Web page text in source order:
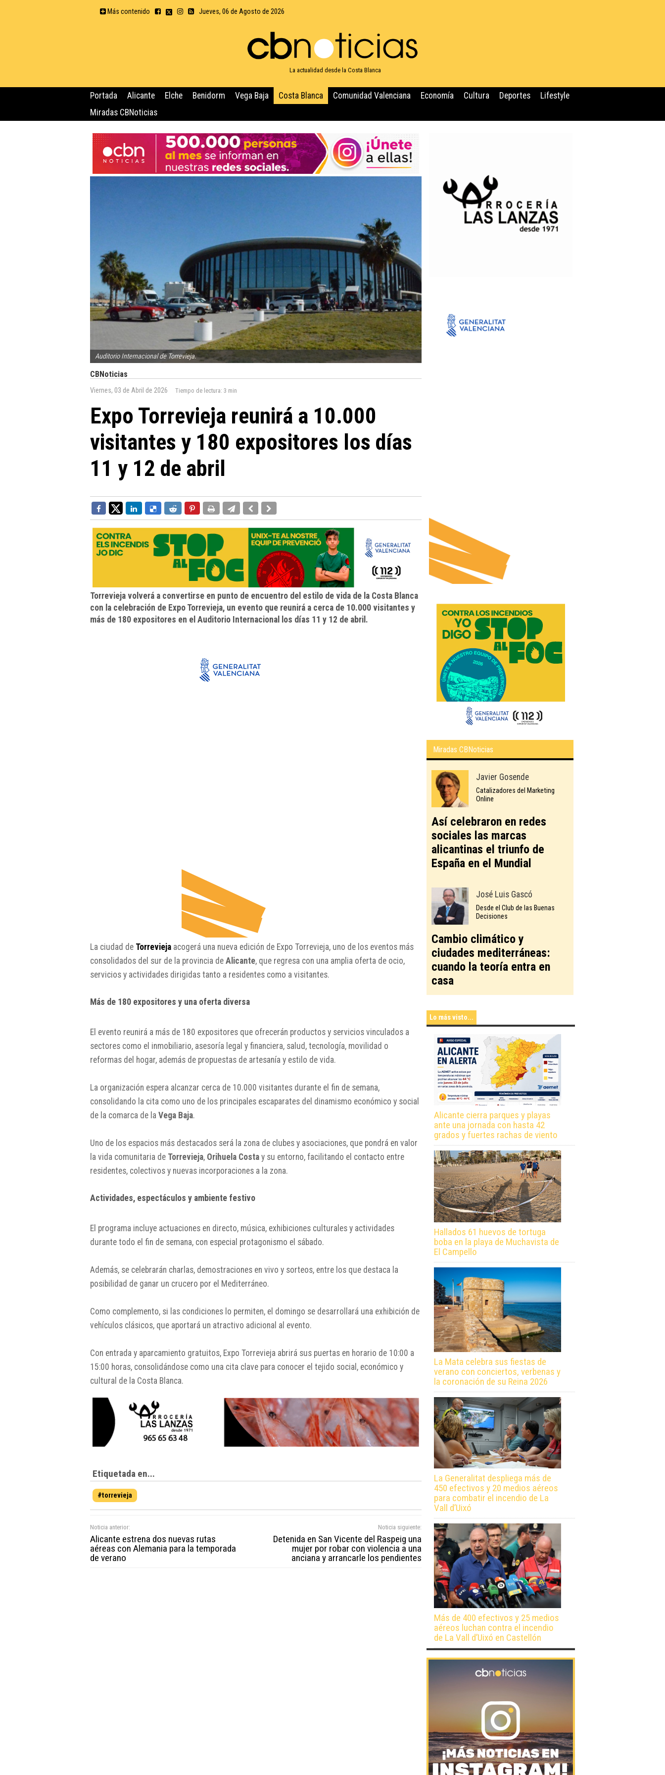
Más contenido Jueves, 06 de Agosto de 2026
La actualidad desde la Costa Blanca
Portada Alicante Elche Benidorm Vega Baja Costa Blanca Comunidad Valenciana Economía Cultura Deportes
Lifestyle
Miradas CBNoticias
Auditorio Internacional de Torrevieja.
CBNoticias
Viernes, 03 de Abril de 2026 Tiempo de lectura: 3 min
Expo Torrevieja reunirá a 10.000
visitantes y 180 expositores los días
11 y 12 de abril
Torrevieja volverá a convertirse en punto de encuentro del estilo de vida de la Costa Blanca
con la celebración de Expo Torrevieja, un evento que reunirá a cerca de 10.000 visitantes y
más de 180 expositores en el Auditorio Internacional los días 11 y 12 de abril.
La ciudad de Torrevieja acogerá una nueva edición de Expo Torrevieja, uno de los eventos más
consolidados del sur de la provincia de Alicante, que regresa con una amplia oferta de ocio,
servicios y actividades dirigidas tanto a residentes como a visitantes.
Más de 180 expositores y una oferta diversa
El evento reunirá a más de 180 expositores que ofrecerán productos y servicios vinculados a
sectores como el inmobiliario, asesoría legal y financiera, salud, tecnología, movilidad o
reformas del hogar, además de propuestas de artesanía y estilo de vida.
La organización espera alcanzar cerca de 10.000 visitantes durante el fin de semana,
consolidando la cita como uno de los principales escaparates del dinamismo económico y social
de la comarca de la Vega Baja.
Uno de los espacios más destacados será la zona de clubes y asociaciones, que pondrá en valor
la vida comunitaria de Torrevieja, Orihuela Costa y su entorno, facilitando el contacto entre
residentes, colectivos y nuevas incorporaciones a la zona.
Actividades, espectáculos y ambiente festivo
El programa incluye actuaciones en directo, música, exhibiciones culturales y actividades
durante todo el fin de semana, con especial protagonismo el sábado.
Además, se celebrarán charlas, demostraciones en vivo y sorteos, entre los que destaca la
posibilidad de ganar un crucero por el Mediterráneo.
Como complemento, si las condiciones lo permiten, el domingo se desarrollará una exhibición de
vehículos clásicos, que aportará un atractivo adicional al evento.
Con entrada y aparcamiento gratuitos, Expo Torrevieja abrirá sus puertas en horario de 10:00 a
15:00 horas, consolidándose como una cita clave para conocer el tejido social, económico y
cultural de la Costa Blanca.
Etiquetada en...
#torrevieja
Noticia anterior:
Alicante estrena dos nuevas rutas
aéreas con Alemania para la temporada
de verano
Noticia siguiente:
Detenida en San Vicente del Raspeig una
mujer por robar con violencia a una
anciana y arrancarle los pendientes
Miradas CBNoticias
Javier Gosende
Catalizadores del Marketing
Online
Así celebraron en redes
sociales las marcas
alicantinas el triunfo de
España en el Mundial
José Luis Gascó
Desde el Club de las Buenas
Decisiones
Cambio climático y
ciudades mediterráneas:
cuando la teoría entra en
casa
Lo más visto...
Alicante cierra parques y playas
ante una jornada con hasta 42
grados y fuertes rachas de viento
Hallados 61 huevos de tortuga
boba en la playa de Muchavista de
El Campello
La Mata celebra sus fiestas de
verano con conciertos, verbenas y
la coronación de su Reina 2026
La Generalitat despliega más de
450 efectivos y 20 medios aéreos
para combatir el incendio de La
Vall d’Uixó
Más de 400 efectivos y 25 medios
aéreos luchan contra el incendio
de La Vall d’Uixó en Castellón